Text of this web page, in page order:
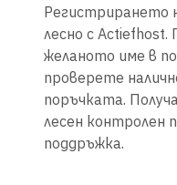
Регистрирането
лесно с
желаното име в
проверете
поръчката.
лесен контролен
поддръжка.